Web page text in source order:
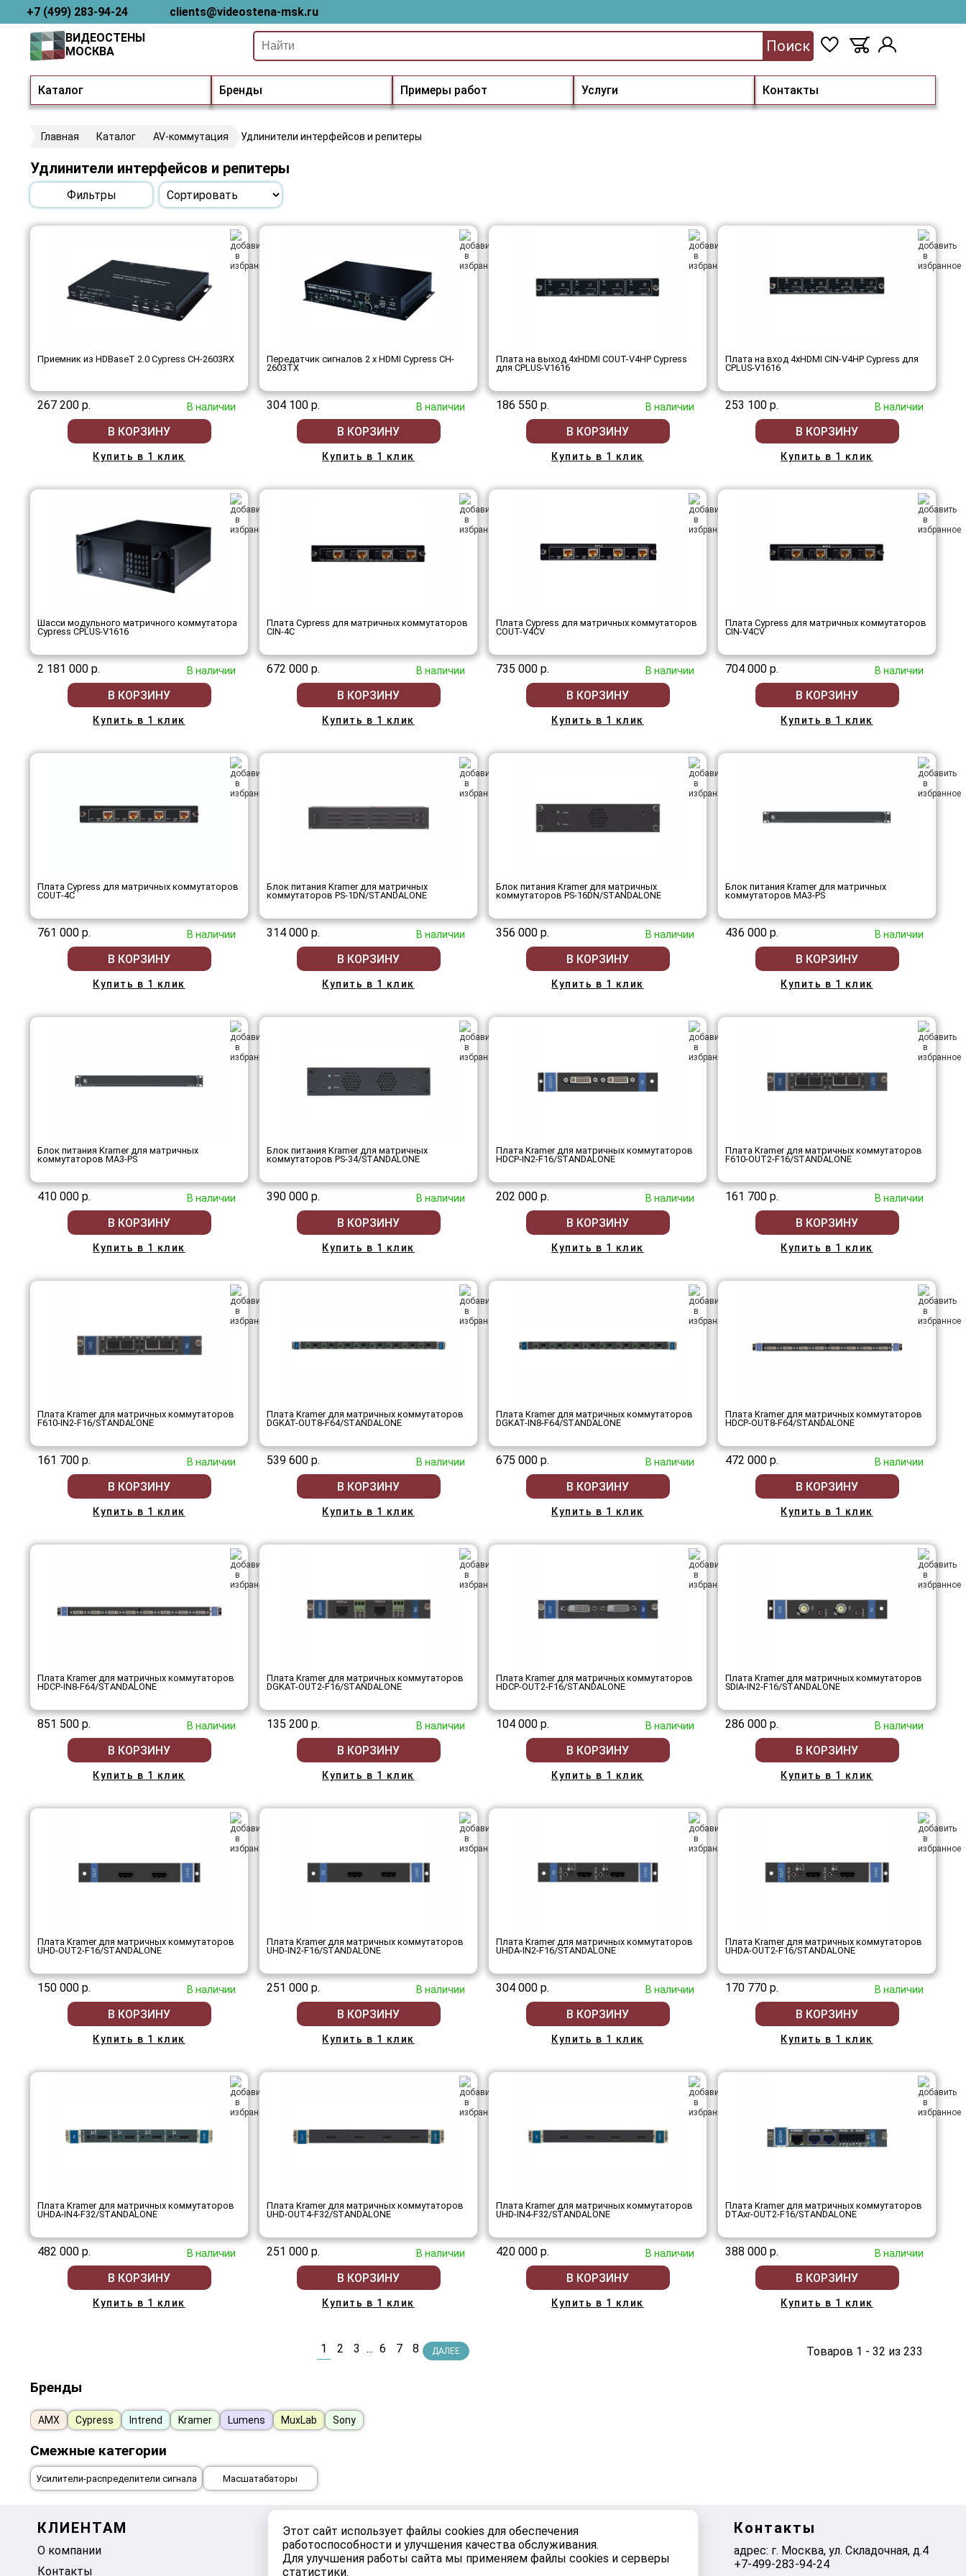
Этот сайт использует файлы cookies для обеспечения
работоспособности и улучшения качества обслуживания.
Для улучшения работы сайта мы применяем файлы cookies и серверы
статистики.
+7 (499) 283-94-24 clients@videostena-msk.ru
Каталог Бренды Примеры работ Услуги Контакты
ВИДЕОСТЕНЫ
МОСКВА
Поиск
Главная Каталог AV-коммутация Удлинители интерфейсов и репитеры
Удлинители интерфейсов и репитеры
Фильтры
Приемник из HDBaseT 2.0 Cypress CH-2603RX
267 200 р. В наличии
В КОРЗИНУ
Купить в 1 клик
Передатчик сигналов 2 х HDMI Cypress CH-
2603TX
304 100 р. В наличии
В КОРЗИНУ
Купить в 1 клик
Плата на выход 4хHDMI COUT-V4HP Cypress
для CPLUS-V1616
186 550 р. В наличии
В КОРЗИНУ
Купить в 1 клик
Плата на вход 4хHDMI CIN-V4HP Cypress для
CPLUS-V1616
253 100 р. В наличии
В КОРЗИНУ
Купить в 1 клик
Шасси модульного матричного коммутатора
Cypress CPLUS-V1616
2 181 000 р. В наличии
В КОРЗИНУ
Купить в 1 клик
Плата Cypress для матричных коммутаторов
CIN-4C
672 000 р. В наличии
В КОРЗИНУ
Купить в 1 клик
Плата Cypress для матричных коммутаторов
COUT-V4CV
735 000 р. В наличии
В КОРЗИНУ
Купить в 1 клик
Плата Cypress для матричных коммутаторов
CIN-V4CV
704 000 р. В наличии
В КОРЗИНУ
Купить в 1 клик
Плата Cypress для матричных коммутаторов
COUT-4C
761 000 р. В наличии
В КОРЗИНУ
Купить в 1 клик
Блок питания Kramer для матричных
коммутаторов PS-1DN/STANDALONE
314 000 р. В наличии
В КОРЗИНУ
Купить в 1 клик
Блок питания Kramer для матричных
коммутаторов PS-16DN/STANDALONE
356 000 р. В наличии
В КОРЗИНУ
Купить в 1 клик
Блок питания Kramer для матричных
коммутаторов MA3-PS
436 000 р. В наличии
В КОРЗИНУ
Купить в 1 клик
Блок питания Kramer для матричных
коммутаторов MA3-PS
410 000 р. В наличии
В КОРЗИНУ
Купить в 1 клик
Блок питания Kramer для матричных
коммутаторов PS-34/STANDALONE
390 000 р. В наличии
В КОРЗИНУ
Купить в 1 клик
Плата Kramer для матричных коммутаторов
HDCP-IN2-F16/STANDALONE
202 000 р. В наличии
В КОРЗИНУ
Купить в 1 клик
Плата Kramer для матричных коммутаторов
F610-OUT2-F16/STANDALONE
161 700 р. В наличии
В КОРЗИНУ
Купить в 1 клик
Плата Kramer для матричных коммутаторов
F610-IN2-F16/STANDALONE
161 700 р. В наличии
В КОРЗИНУ
Купить в 1 клик
Плата Kramer для матричных коммутаторов
DGKAT-OUT8-F64/STANDALONE
539 600 р. В наличии
В КОРЗИНУ
Купить в 1 клик
Плата Kramer для матричных коммутаторов
DGKAT-IN8-F64/STANDALONE
675 000 р. В наличии
В КОРЗИНУ
Купить в 1 клик
Плата Kramer для матричных коммутаторов
HDCP-OUT8-F64/STANDALONE
472 000 р. В наличии
В КОРЗИНУ
Купить в 1 клик
Плата Kramer для матричных коммутаторов
HDCP-IN8-F64/STANDALONE
851 500 р. В наличии
В КОРЗИНУ
Купить в 1 клик
Плата Kramer для матричных коммутаторов
DGKAT-OUT2-F16/STANDALONE
135 200 р. В наличии
В КОРЗИНУ
Купить в 1 клик
Плата Kramer для матричных коммутаторов
HDCP-OUT2-F16/STANDALONE
104 000 р. В наличии
В КОРЗИНУ
Купить в 1 клик
Плата Kramer для матричных коммутаторов
SDIA-IN2-F16/STANDALONE
286 000 р. В наличии
В КОРЗИНУ
Купить в 1 клик
Плата Kramer для матричных коммутаторов
UHD-OUT2-F16/STANDALONE
150 000 р. В наличии
В КОРЗИНУ
Купить в 1 клик
Плата Kramer для матричных коммутаторов
UHD-IN2-F16/STANDALONE
251 000 р. В наличии
В КОРЗИНУ
Купить в 1 клик
Плата Kramer для матричных коммутаторов
UHDA-IN2-F16/STANDALONE
304 000 р. В наличии
В КОРЗИНУ
Купить в 1 клик
Плата Kramer для матричных коммутаторов
UHDA-OUT2-F16/STANDALONE
170 770 р. В наличии
В КОРЗИНУ
Купить в 1 клик
Плата Kramer для матричных коммутаторов
UHDA-IN4-F32/STANDALONE
482 000 р. В наличии
В КОРЗИНУ
Купить в 1 клик
Плата Kramer для матричных коммутаторов
UHD-OUT4-F32/STANDALONE
251 000 р. В наличии
В КОРЗИНУ
Купить в 1 клик
Плата Kramer для матричных коммутаторов
UHD-IN4-F32/STANDALONE
420 000 р. В наличии
В КОРЗИНУ
Купить в 1 клик
Плата Kramer для матричных коммутаторов
DTAxr-OUT2-F16/STANDALONE
388 000 р. В наличии
В КОРЗИНУ
Купить в 1 клик
1 2 3 ... 6 7 8 ДАЛЕЕ Товаров 1 - 32 из 233
Бренды
AMX Cypress Intrend Kramer Lumens MuxLab Sony
Смежные категории
Усилители-распределители сигнала Масшатабаторы
КЛИЕНТАМ
О компании
Контакты
МОЙ КАБИНЕТ
Корзина
Избранное
УСЛУГИ
Монтаж
Контакты
адрес: г. Москва, ул. Складочная, д.4
+7-499-283-94-24